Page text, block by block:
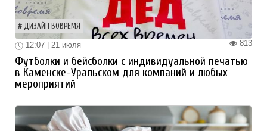
ДИЗАЙН ВОВРЕМЯ
813
12:07 | 21 июля
Футболки и бейсболки с индивидуальной печатью
в Каменске-Уральском для компаний и любых
мероприятий